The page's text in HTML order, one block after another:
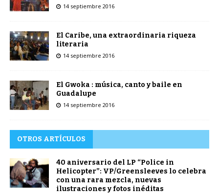
14 septiembre 2016
El Caribe, una extraordinaria riqueza
literaria
14 septiembre 2016
El Gwoka : música, canto y baile en
Guadalupe
14 septiembre 2016
OTROS ARTÍCULOS
40 aniversario del LP “Police in
Helicopter”: VP/Greensleeves lo celebra
con una rara mezcla, nuevas
ilustraciones y fotos inéditas